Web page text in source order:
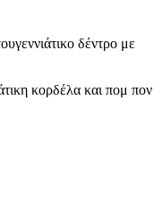
δέντρο με
κορδέλα και πομ πον